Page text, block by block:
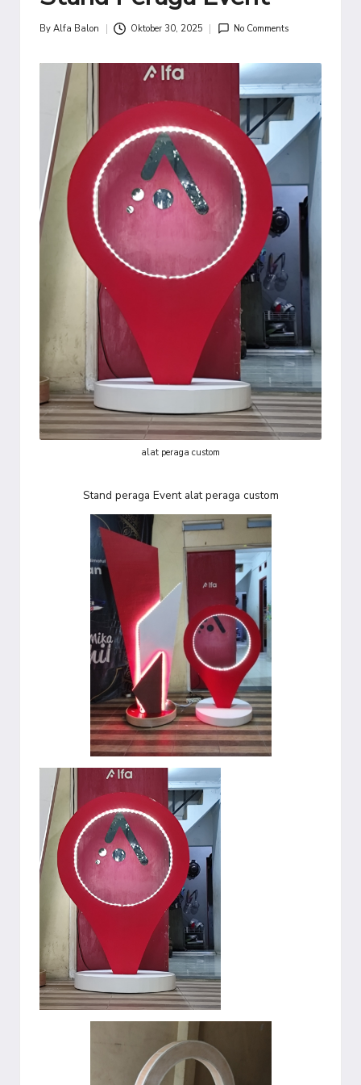
Posted
By Alfa Balon Oktober 30, 2025 No Comments
alat peraga custom
Stand peraga Event alat peraga custom